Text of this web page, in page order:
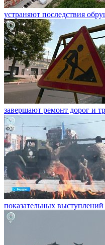
устраняют последствия
завершают ремонт дорог и
показательных